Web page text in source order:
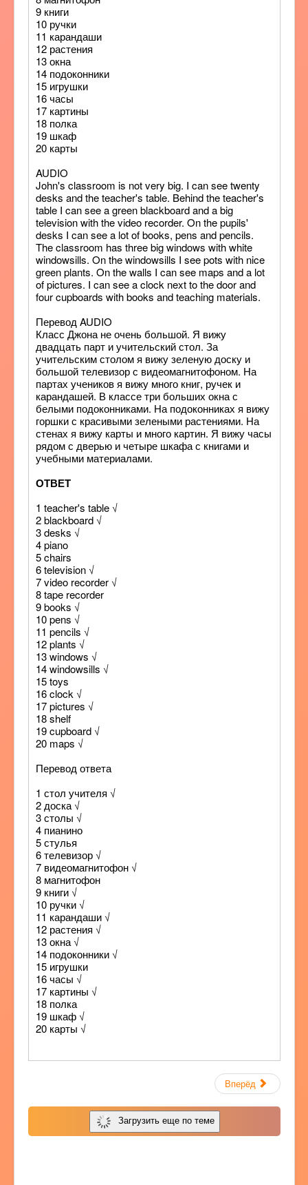
9 книги
10 ручки
11 карандаши
12 растения
13 окна
14 подоконники
15 игрушки
16 часы
17 картины
18 полка
19 шкаф
20 карты
AUDIO
John's classroom is not very big. I can see twenty
desks and the teacher's table. Behind the teacher's
table I can see a green blackboard and a big
television with the video recorder. On the pupils'
desks I can see a lot of books, pens and pencils.
The classroom has three big windows with white
windowsills. On the windowsills I see pots with nice
green plants. On the walls I can see maps and a lot
of pictures. I can see a clock next to the door and
four cupboards with books and teaching materials.
Перевод AUDIO
Класс Джона не очень большой. Я вижу
двадцать парт и учительский стол. За
учительским столом я вижу зеленую доску и
большой телевизор с видеомагнитофоном. На
партах учеников я вижу много книг, ручек и
карандашей. В классе три больших окна с
белыми подоконниками. На подоконниках я вижу
горшки с красивыми зелеными растениями. На
стенах я вижу карты и много картин. Я вижу часы
рядом с дверью и четыре шкафа с книгами и
учебными материалами.
ОТВЕТ
1 teacher's table √
2 blackboard √
3 desks √
4 piano
5 chairs
6 television √
7 video recorder √
8 tape recorder
9 books √
10 pens √
11 pencils √
12 plants √
13 windows √
14 windowsills √
15 toys
16 clock √
17 pictures √
18 shelf
19 cupboard √
20 maps √
Перевод ответа
1 стол учителя √
2 доска √
3 столы √
4 пианино
5 стулья
6 телевизор √
7 видеомагнитофон √
8 магнитофон
9 книги √
10 ручки √
11 карандаши √
12 растения √
13 окна √
14 подоконники √
15 игрушки
16 часы √
17 картины √
18 полка
19 шкаф √
20 карты √
Вперёд
Загрузить еще по теме